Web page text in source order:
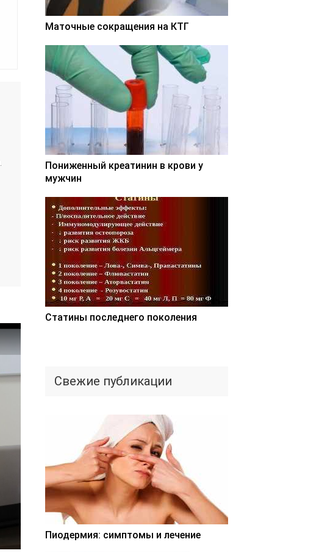
Маточные сокращения на КТГ
Пониженный креатинин в крови у
мужчин
Статины последнего поколения
Свежие публикации
Пиодермия: симптомы и лечение